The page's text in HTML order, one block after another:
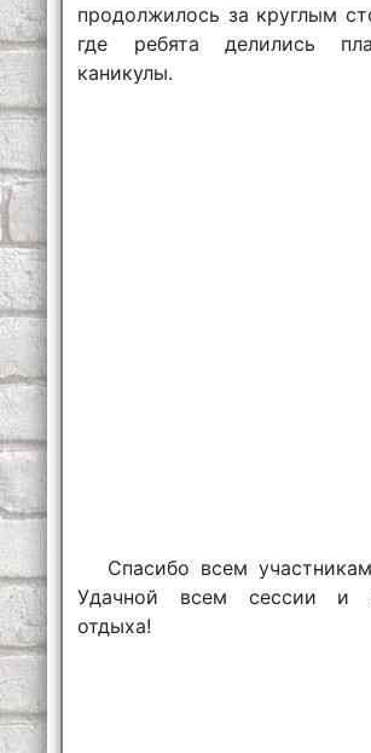
продолжилось за круглым
где ребята делились
каникулы.
Спасибо всем
Удачной всем сессии и
отдыха!